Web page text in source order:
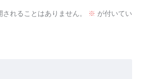
れることはありません。 ※ が付いてい